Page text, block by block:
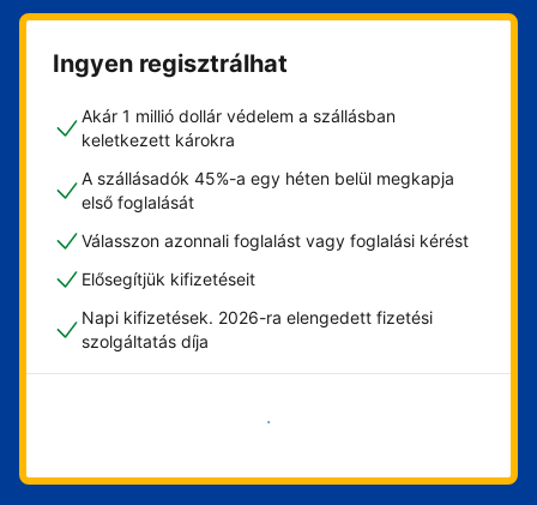
Ingyen regisztrálhat
Akár 1 millió dollár védelem a szállásban
keletkezett károkra
A szállásadók 45%-a egy héten belül megkapja
első foglalását
Válasszon azonnali foglalást vagy foglalási kérést
Elősegítjük kifizetéseit
Napi kifizetések. 2026-ra elengedett fizetési
szolgáltatás díja
Vágjon bele most